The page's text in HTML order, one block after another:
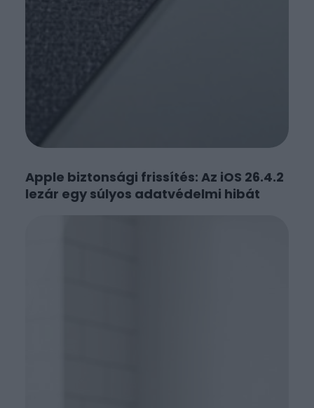
Apple biztonsági frissítés: Az iOS 26.4.2
lezár egy súlyos adatvédelmi hibát